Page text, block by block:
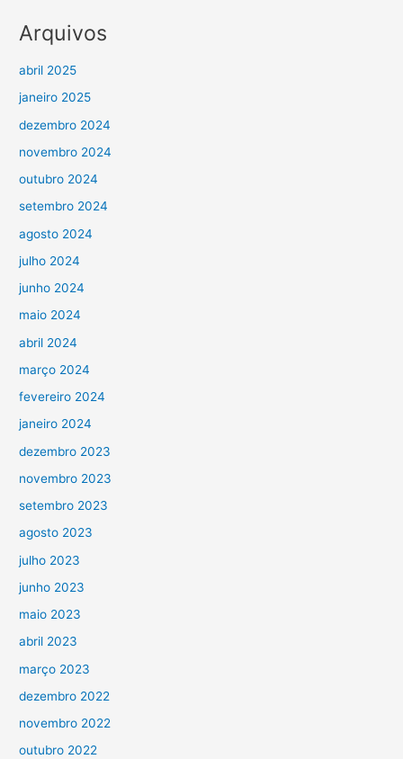
Arquivos
abril 2025
janeiro 2025
dezembro 2024
novembro 2024
outubro 2024
setembro 2024
agosto 2024
julho 2024
junho 2024
maio 2024
abril 2024
março 2024
fevereiro 2024
janeiro 2024
dezembro 2023
novembro 2023
setembro 2023
agosto 2023
julho 2023
junho 2023
maio 2023
abril 2023
março 2023
dezembro 2022
novembro 2022
outubro 2022